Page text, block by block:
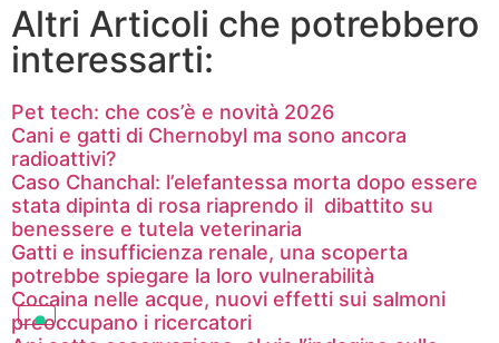
Altri Articoli che potrebbero
interessarti:
Pet tech: che cos’è e novità 2026
Cani e gatti di Chernobyl ma sono ancora
radioattivi?
Caso Chanchal: l’elefantessa morta dopo essere
stata dipinta di rosa riaprendo il dibattito su
benessere e tutela veterinaria
Gatti e insufficienza renale, una scoperta
potrebbe spiegare la loro vulnerabilità
Cocaina nelle acque, nuovi effetti sui salmoni
preoccupano i ricercatori